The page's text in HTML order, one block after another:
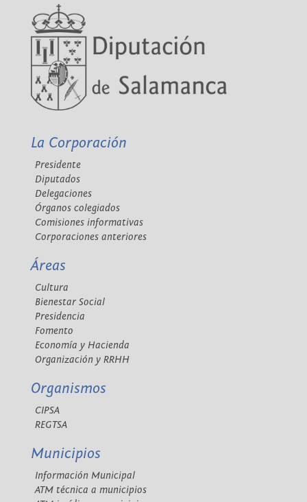
La Corporación
Presidente
Diputados
Delegaciones
Órganos colegiados
Comisiones informativas
Corporaciones anteriores
Áreas
Cultura
Bienestar Social
Presidencia
Fomento
Economía y Hacienda
Organización y RRHH
Organismos
CIPSA
REGTSA
Municipios
Información Municipal
ATM técnica a municipios